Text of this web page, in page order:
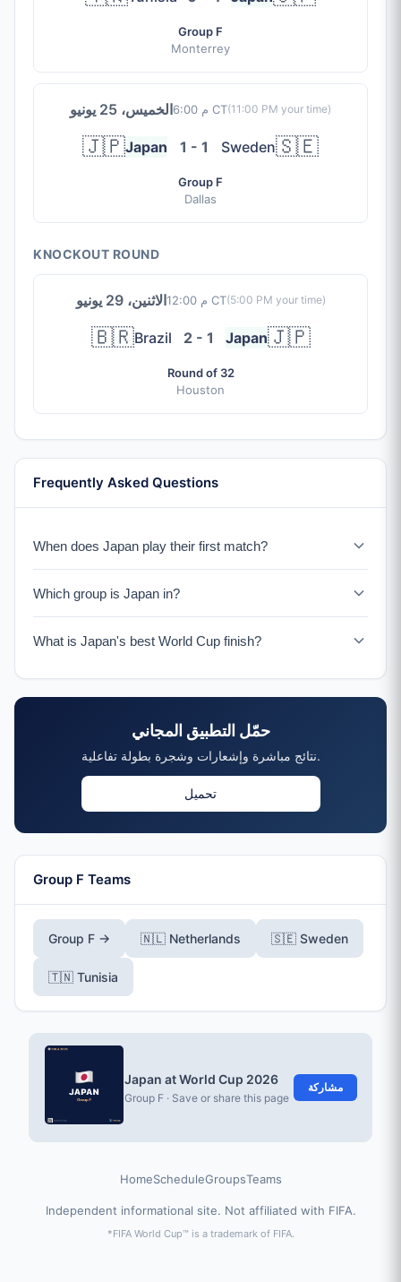
Group F
Monterrey
الخميس، 25 يونيو 6:00 م CT(11:00 PM your time)
🇯🇵Japan 1 - 1 Sweden🇸🇪
Group F
Dallas
KNOCKOUT ROUND
الاثنين، 29 يونيو 12:00 م CT(5:00 PM your time)
🇧🇷Brazil 2 - 1 Japan🇯🇵
Round of 32
Houston
Frequently Asked Questions
When does Japan play their first match?
Which group is Japan in?
UEFA Playoff winner.
What is Japan's best World Cup finish?
حمّل التطبيق المجاني
نتائج مباشرة وإشعارات وشجرة بطولة تفاعلية.
تحميل
Group F Teams
Group F → 🇳🇱 Netherlands 🇸🇪 Sweden
🇹🇳 Tunisia
Japan at World Cup 2026
Group F · Save or share this page
مشاركة
HomeScheduleGroupsTeams
Independent informational site. Not affiliated with FIFA.
*FIFA World Cup™ is a trademark of FIFA.